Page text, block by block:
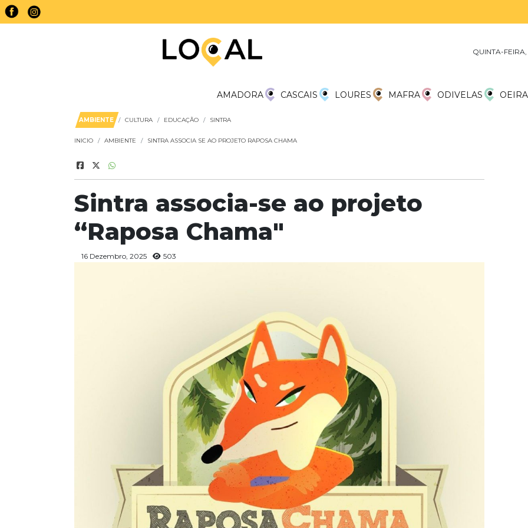
QUINTA-
AMADORA CASCAIS LOURES MAFRA ODIVELAS
AMBIENTE CULTURA EDUCAÇÃO SINTRA
INICIO AMBIENTE SINTRA ASSOCIA SE AO PROJETO RAPOSA CHAMA
Sintra associa-se ao projeto
“Raposa Chama"
16 Dezembro, 2025 503